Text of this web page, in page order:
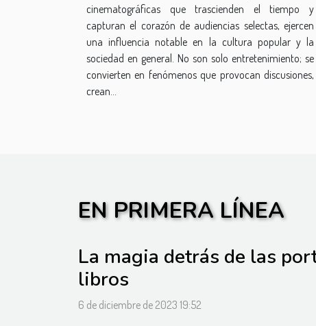
cinematográficas que trascienden el tiempo y
capturan el corazón de audiencias selectas, ejercen
una influencia notable en la cultura popular y la
sociedad en general. No son solo entretenimiento; se
convierten en fenómenos que provocan discusiones,
crean...
EN PRIMERA LÍNEA
La magia detrás de las
libros
6 de diciembre de 2023 19:52